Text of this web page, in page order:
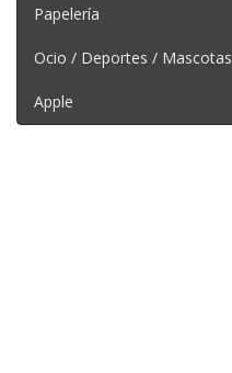
Papelería
Ocio / Deportes / Mascotas
Apple